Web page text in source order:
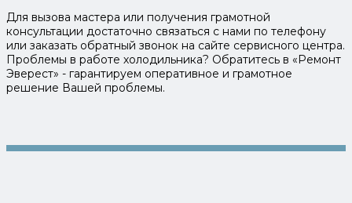
Для вызова мастера или получения грамотной
консультации достаточно связаться с нами по телефону
или заказать обратный звонок на сайте сервисного центра.
Проблемы в работе холодильника? Обратитесь в «Ремонт
Эверест» - гарантируем оперативное и грамотное
решение Вашей проблемы.